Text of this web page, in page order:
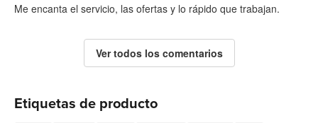
Me encanta el servicio, las ofertas y lo rápido que trabajan.
Ver todos los comentarios
Etiquetas de producto